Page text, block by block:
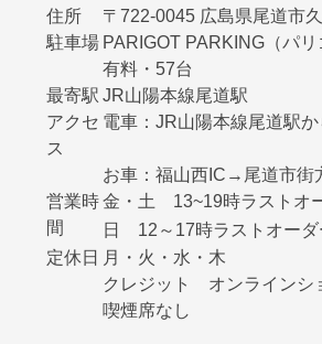
住所
〒722-0045 広島県尾道市
駐車場 PARIGOT PARKING（パリ
有料・57台
最寄駅 JR山陽本線尾道駅
アクセ
ス
電車：JR山陽本線尾道駅
お車：福山西IC→尾道市街
営業時
間
金・土 13~19時ラストオ
日 12～17時ラストオーダ
定休日 月・火・水・木
クレジット オンラインシ
喫煙席なし